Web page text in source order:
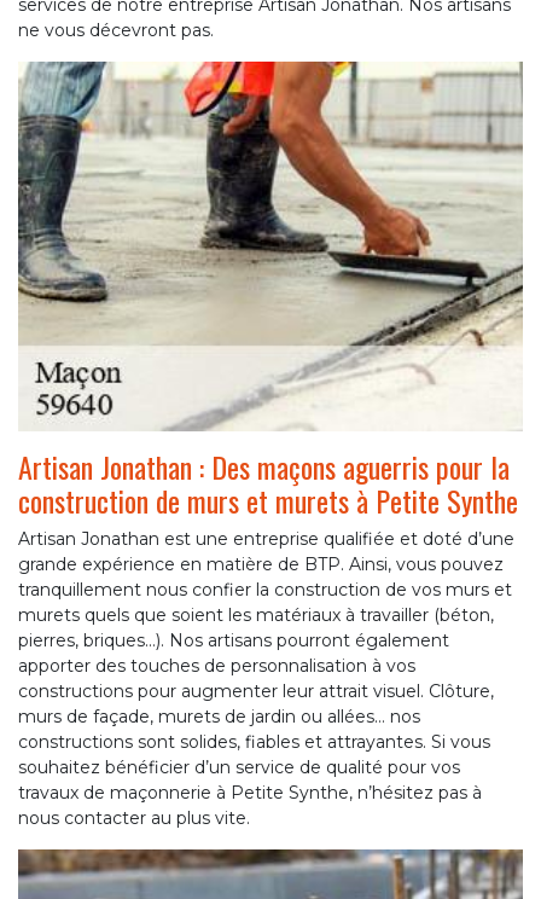
services de notre entreprise Artisan Jonathan. Nos artisans
ne vous décevront pas.
Artisan Jonathan : Des maçons aguerris pour la
construction de murs et murets à Petite Synthe
Artisan Jonathan est une entreprise qualifiée et doté d’une
grande expérience en matière de BTP. Ainsi, vous pouvez
tranquillement nous confier la construction de vos murs et
murets quels que soient les matériaux à travailler (béton,
pierres, briques…). Nos artisans pourront également
apporter des touches de personnalisation à vos
constructions pour augmenter leur attrait visuel. Clôture,
murs de façade, murets de jardin ou allées… nos
constructions sont solides, fiables et attrayantes. Si vous
souhaitez bénéficier d’un service de qualité pour vos
travaux de maçonnerie à Petite Synthe, n’hésitez pas à
nous contacter au plus vite.